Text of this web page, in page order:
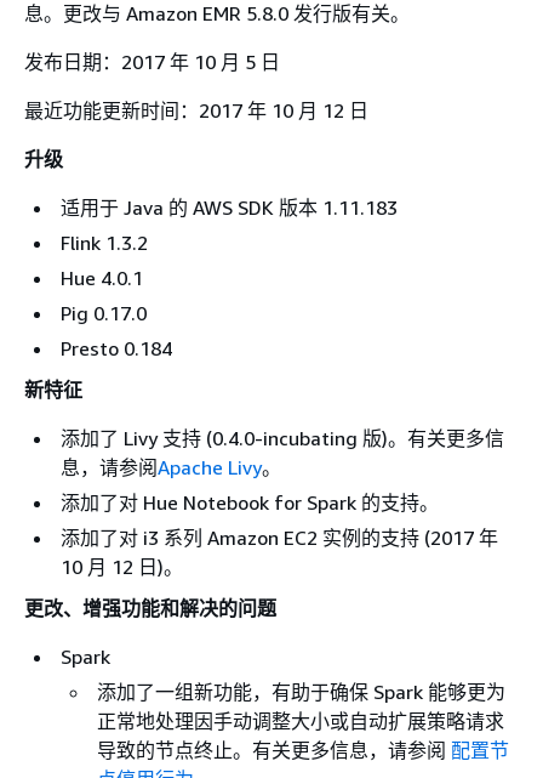
息。更改与 Amazon EMR 5.8.0 发行版有关。
发布日期：2017 年 10 月 5 日
最近功能更新时间：2017 年 10 月 12 日
升级
适用于 Java 的 AWS SDK 版本 1.11.183
Flink 1.3.2
Hue 4.0.1
Pig 0.17.0
Presto 0.184
新特征
添加了 Livy 支持 (0.4.0-incubating 版)。有关更多信
息，请参阅Apache Livy。
添加了对 Hue Notebook for Spark 的支持。
添加了对 i3 系列 Amazon EC2 实例的支持 (2017 年
10 月 12 日)。
更改、增强功能和解决的问题
Spark
添加了一组新功能，有助于确保 Spark 能够更为
正常地处理因手动调整大小或自动扩展策略请求
导致的节点终止。有关更多信息，请参阅 配置节